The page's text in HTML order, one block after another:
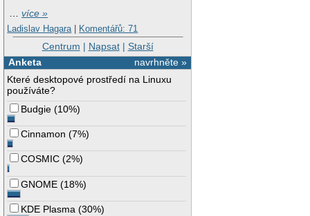
…více »
Ladislav Hagara | Komentářů: 71
Centrum | Napsat| Starší
navrhněte »
Anketa
Které desktopové prostředí na Linuxu
používáte?
Budgie (10%)
Cinnamon (7%)
COSMIC (2%)
GNOME (18%)
KDE Plasma (30%)